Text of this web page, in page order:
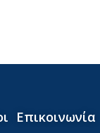
Επικοινωνία